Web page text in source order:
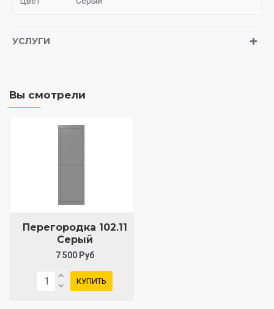
УСЛУГИ
Вы смотрели
Перегородка 102.11
Серый
7 500 Руб
КУПИТЬ